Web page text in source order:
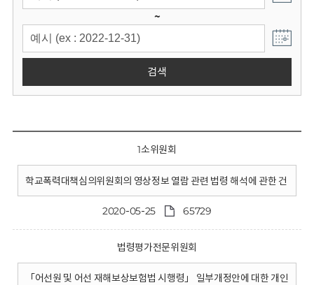
~
검색
1소위원회
학교폭력대책심의위원회의 영상정보 열람 관련 법령 해석에 관한 건
2020-05-25 65729
법령평가전문위원회
「어선원 및 어선 재해보상보험법 시행령」 일부개정안에 대한 개인